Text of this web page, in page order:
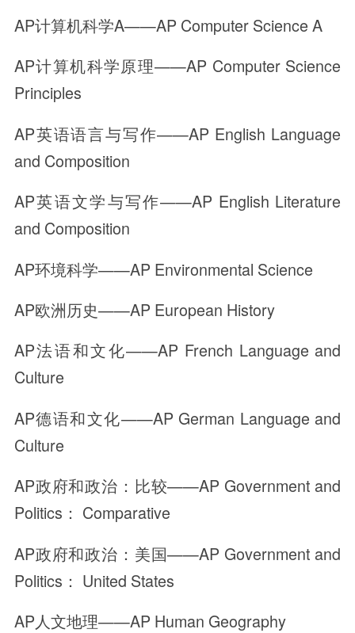
AP计算机科学A——AP Computer Science A
AP计算机科学原理——AP Computer Science
Principles
AP英语语言与写作——AP English Language
and Composition
AP英语文学与写作——AP English Literature
and Composition
AP环境科学——AP Environmental Science
AP欧洲历史——AP European History
AP法语和文化——AP French Language and
Culture
AP德语和文化——AP German Language and
Culture
AP政府和政治：比较——AP Government and
Politics： Comparative
AP政府和政治：美国——AP Government and
Politics： United States
AP人文地理——AP Human Geography